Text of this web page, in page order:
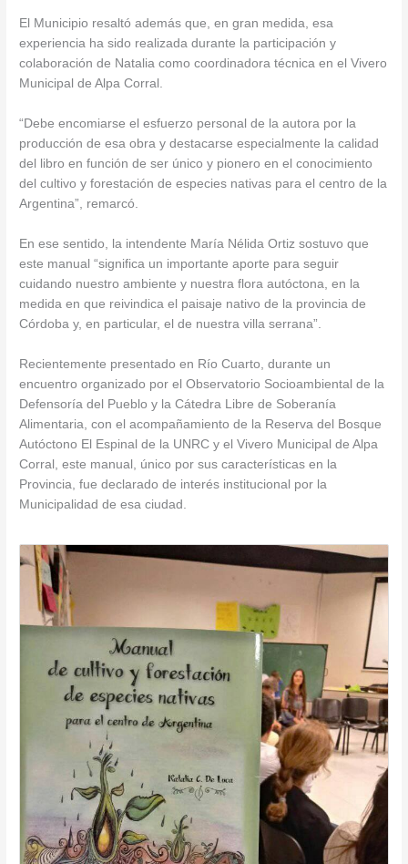
El Municipio resaltó además que, en gran medida, esa
experiencia ha sido realizada durante la participación y
colaboración de Natalia como coordinadora técnica en el Vivero
Municipal de Alpa Corral.
“Debe encomiarse el esfuerzo personal de la autora por la
producción de esa obra y destacarse especialmente la calidad
del libro en función de ser único y pionero en el conocimiento
del cultivo y forestación de especies nativas para el centro de la
Argentina”, remarcó.
En ese sentido, la intendente María Nélida Ortiz sostuvo que
este manual “significa un importante aporte para seguir
cuidando nuestro ambiente y nuestra flora autóctona, en la
medida en que reivindica el paisaje nativo de la provincia de
Córdoba y, en particular, el de nuestra villa serrana”.
Recientemente presentado en Río Cuarto, durante un
encuentro organizado por el Observatorio Socioambiental de la
Defensoría del Pueblo y la Cátedra Libre de Soberanía
Alimentaria, con el acompañamiento de la Reserva del Bosque
Autóctono El Espinal de la UNRC y el Vivero Municipal de Alpa
Corral, este manual, único por sus características en la
Provincia, fue declarado de interés institucional por la
Municipalidad de esa ciudad.